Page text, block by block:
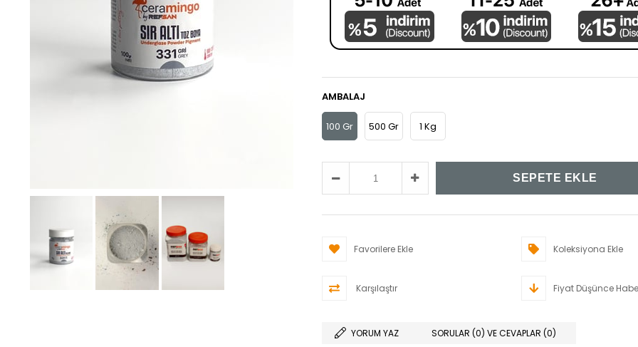
AMBALAJ
100 Gr 500 Gr 1 Kg
Favorilere Ekle Koleksiyona Ekle
Karşılaştır Fiyat Düşünce
YORUM YAZ SORULAR (0) VE CEVAPLAR (0)